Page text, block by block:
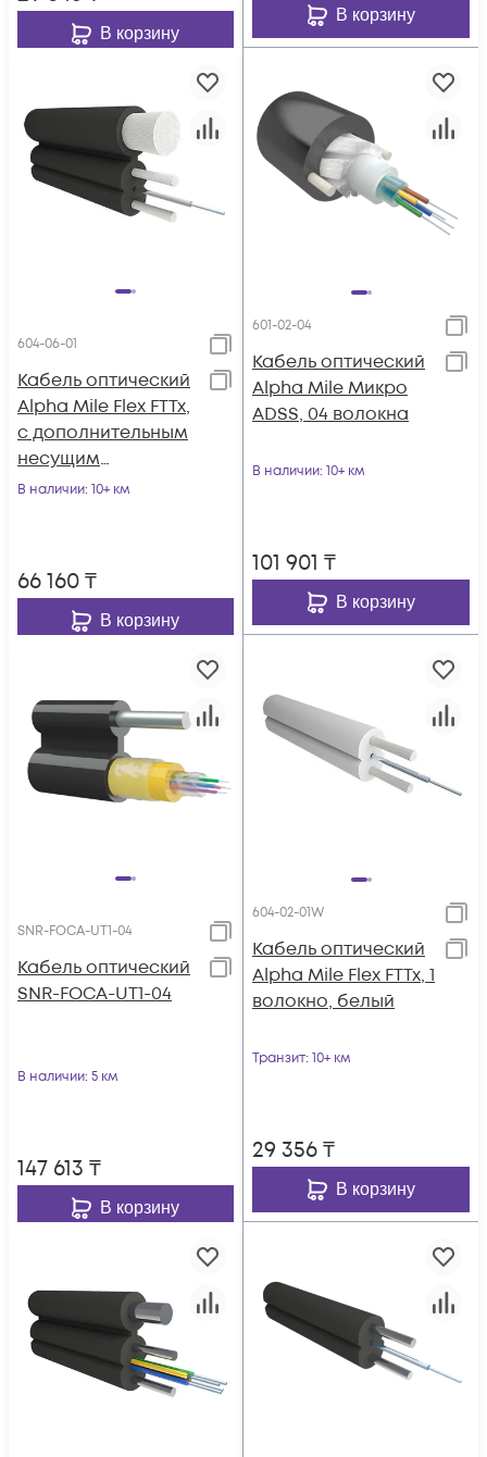
В корзину
В корзину
604-06-01
Кабель оптический
Alpha Mile Flex FTTx,
с дополнительным
несущим
элементом (FRP 1.8
В наличии: 10+ км
66 160₸
В корзину
601-02-04
Кабель оптический
Alpha Mile Микро
ADSS, 04 волокна
В наличии: 10+ км
101 901 ₸
В корзину
SNR-FOCA-UT1-04
Кабель оптический
SNR-FOCA-UT1-04
В наличии: 5 км
147 613 ₸
В корзину
604-02-01W
Кабель оптический
Alpha Mile Flex FTTx, 1
волокно, белый
Транзит: 10+ км
29 356₸
В корзину